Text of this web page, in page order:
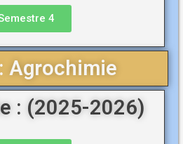
4
Agrochimie
: (2025-2026)